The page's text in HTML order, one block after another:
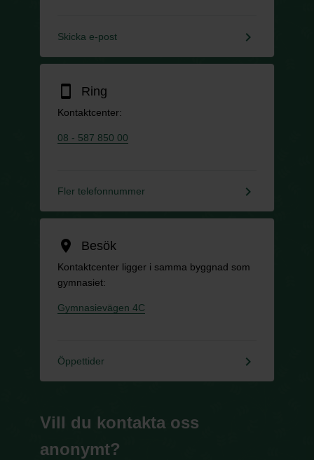
Skicka e-post keyboard_arrow_right
smartphone Ring
Kontaktcenter:
08 - 587 850 00
Fler telefonnummer keyboard_arrow_right
location_on Besök
Kontaktcenter ligger i samma byggnad som
gymnasiet:
Gymnasievägen 4C
Öppettider keyboard_arrow_right
Vill du kontakta oss
anonymt?